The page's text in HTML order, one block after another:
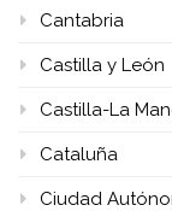
Cantabria
Castilla y León
Castilla-La
Cataluña
Ciudad